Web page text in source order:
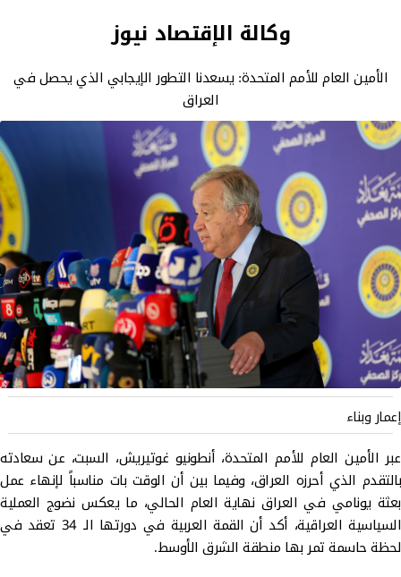
وكالة الإقتصاد نيوز
الأمين العام للأمم المتحدة: يسعدنا التطور الإيجابي الذي يحصل في
العراق
إعمار وبناء
عبر الأمين العام للأمم المتحدة، أنطونيو غوتيريش، السبت، عن سعادته
بالتقدم الذي أحرزه العراق، وفيما بين أن الوقت بات مناسباً لإنهاء عمل
بعثة يونامي في العراق نهاية العام الحالي، ما يعكس نضوج العملية
السياسية العراقية، أكد أن القمة العربية في دورتها الـ 34 تعقد في
لحظة حاسمة تمر بها منطقة الشرق الأوسط.